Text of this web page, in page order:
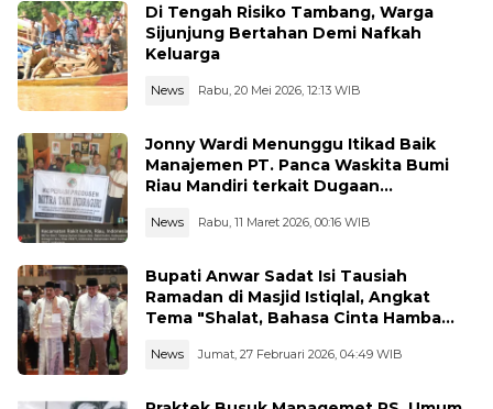
Di Tengah Risiko Tambang, Warga
Sijunjung Bertahan Demi Nafkah
Keluarga
News Rabu, 20 Mei 2026, 12:13 WIB
Jonny Wardi Menunggu Itikad Baik
Manajemen PT. Panca Waskita Bumi
Riau Mandiri terkait Dugaan
News Rabu, 11 Maret 2026, 00:16 WIB
Bupati Anwar Sadat Isi Tausiah
Ramadan di Masjid Istiqlal, Angkat
Tema "Shalat, Bahasa Cinta Hamba
News Jumat, 27 Februari 2026, 04:49 WIB